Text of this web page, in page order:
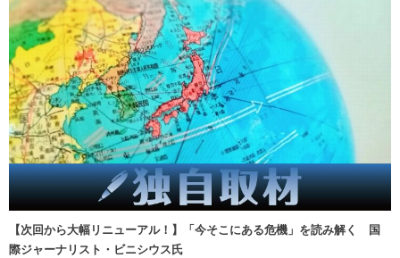
【次回から大幅リニューアル！】「今そこにある危機」を読み解く 国
際ジャーナリスト・ビニシウス氏